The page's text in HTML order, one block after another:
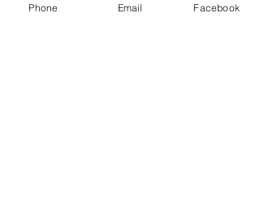
Phone Email Facebook